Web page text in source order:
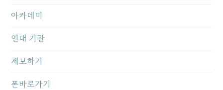
아카데미
연대 기관
제보하기
폰바로가기